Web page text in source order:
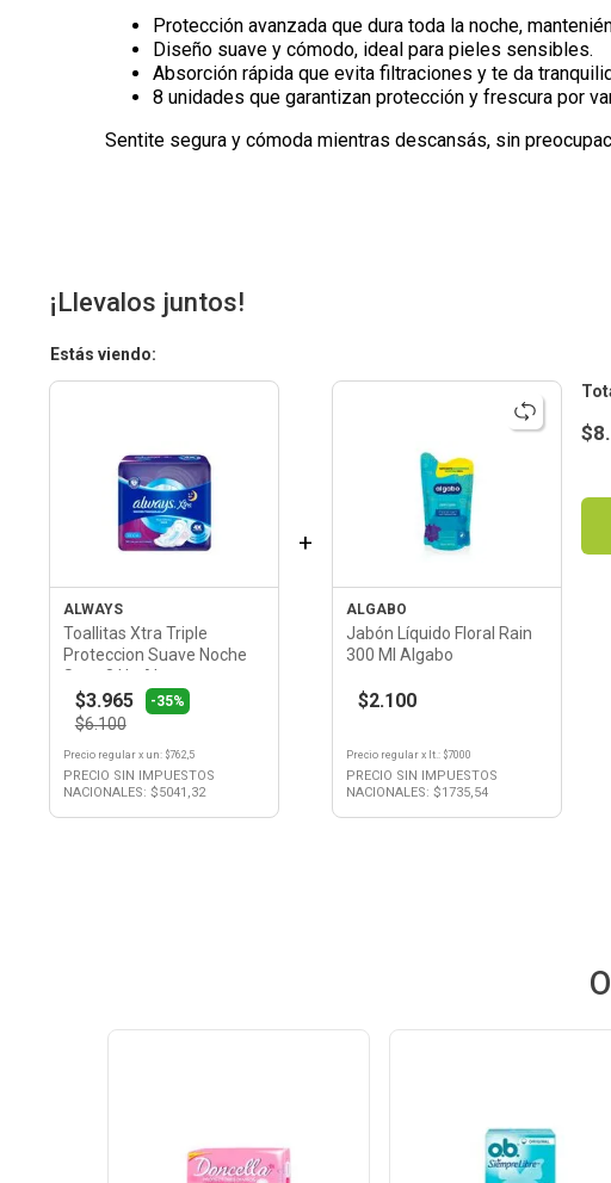
Protección avanzada que dura toda la noche,
Diseño suave y cómodo, ideal para pieles sensibles.
Absorción rápida que evita filtraciones y te da
8 unidades que garantizan protección y frescura por
Sentite segura y cómoda mientras descansás, sin
¡Llevalos juntos!
Estás viendo:
ALWAYS
Toallitas Xtra Triple
Proteccion Suave Noche
Seca 8 Un Always
$3.965 -35%
$6.100
Precio regularx un: $762,5
PRECIO SIN IMPUESTOS
NACIONALES: $5041,32
+
ALGABO
Jabón Líquido Floral Rain
300 Ml Algabo
$2.100
Precio regularx lt.: $7000
PRECIO SIN IMPUESTOS
NACIONALES: $1735,54
$
Ver
Producto
Ver
Producto